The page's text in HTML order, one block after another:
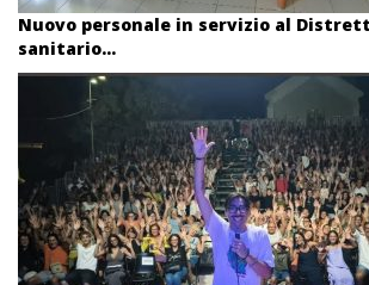
Nuovo personale in servizio al
sanitario...